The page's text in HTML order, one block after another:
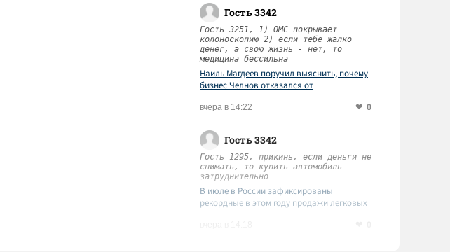
Гость 3342
Гость 3251, 1) ОМС покрывает
колоноскопию 2) если тебе жалко
денег, а свою жизнь - нет, то
медицина бессильна
Наиль Магдеев поручил выяснить, почему
бизнес Челнов отказался от
вчера в 14:22 0
Гость 3342
Гость 1295, прикинь, если деньги не
снимать, то купить автомобиль
затруднительно
В июле в России зафиксированы
рекордные в этом году продажи легковых